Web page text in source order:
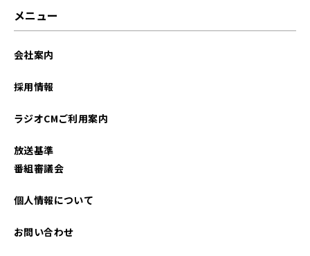
メニュー
会社案内
採用情報
ラジオCMご利用案内
放送基準
番組審議会
個人情報について
お問い合わせ